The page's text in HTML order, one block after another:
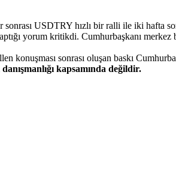
USDTRY hızlı bir ralli ile iki hafta
yorum kritikdi. Cumhurbaşkanı
konuşması sonrası oluşan baskı
kapsamında değildir.